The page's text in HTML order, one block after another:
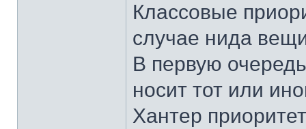
Классовые
случае нида
В первую
носит тот или
Хантер